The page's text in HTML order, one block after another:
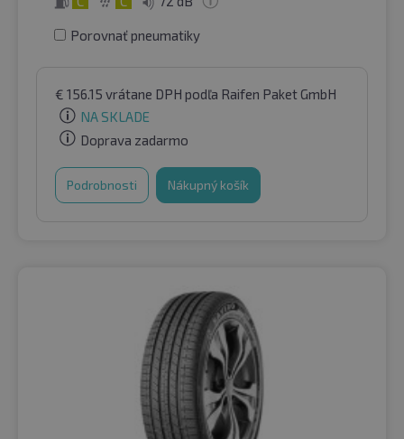
Porovnať pneumatiky
€ 156.15 vrátane DPH podľa Raifen Paket GmbH
NA SKLADE
Doprava zadarmo
Podrobnosti Nákupný košík